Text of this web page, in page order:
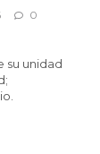
0
su unidad